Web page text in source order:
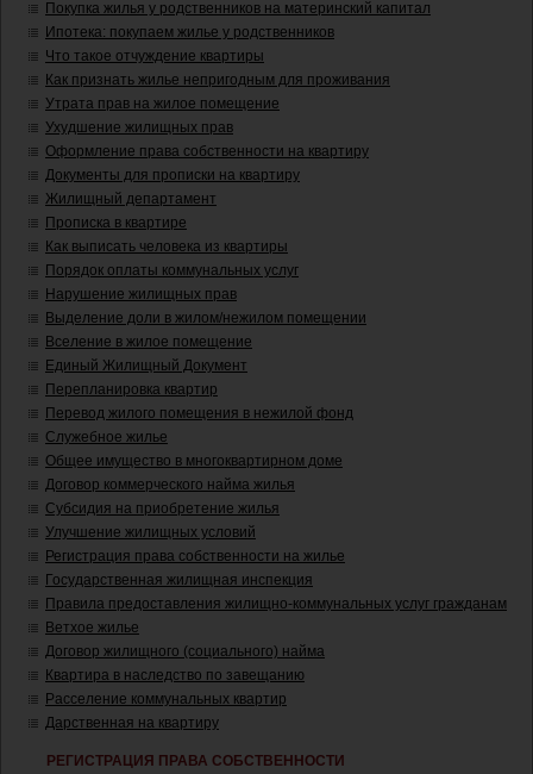
Покупка жилья у родственников на материнский капитал
Ипотека: покупаем жилье у родственников
Что такое отчуждение квартиры
Как признать жилье непригодным для проживания
Утрата прав на жилое помещение
Ухудшение жилищных прав
Оформление права собственности на квартиру
Документы для прописки на квартиру
Жилищный департамент
Прописка в квартире
Как выписать человека из квартиры
Порядок оплаты коммунальных услуг
Нарушение жилищных прав
Выделение доли в жилом/нежилом помещении
Вселение в жилое помещение
Единый Жилищный Документ
Перепланировка квартир
Перевод жилого помещения в нежилой фонд
Служебное жилье
Общее имущество в многоквартирном доме
Договор коммерческого найма жилья
Субсидия на приобретение жилья
Улучшение жилищных условий
Регистрация права собственности на жилье
Государственная жилищная инспекция
Правила предоставления жилищно-коммунальных услуг гражданам
Ветхое жилье
Договор жилищного (социального) найма
Квартира в наследство по завещанию
Расселение коммунальных квартир
Дарственная на квартиру
РЕГИСТРАЦИЯ ПРАВА СОБСТВЕННОСТИ